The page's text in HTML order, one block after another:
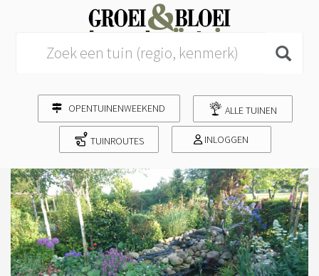
OPENTUINENWEEKEND ALLE TUINEN
TUINROUTES INLOGGEN